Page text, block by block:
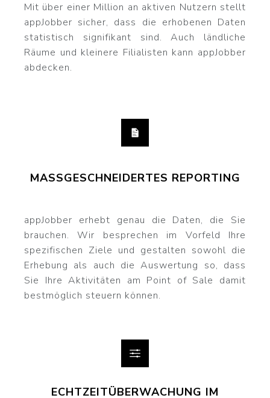
Mit über einer Million an aktiven Nutzern stellt
appJobber sicher, dass die erhobenen Daten
statistisch signifikant sind. Auch ländliche
Räume und kleinere Filialisten kann appJobber
abdecken.
MASSGESCHNEIDERTES REPORTING
appJobber erhebt genau die Daten, die Sie
brauchen. Wir besprechen im Vorfeld Ihre
spezifischen Ziele und gestalten sowohl die
Erhebung als auch die Auswertung so, dass
Sie Ihre Aktivitäten am Point of Sale damit
bestmöglich steuern können.
ECHTZEITÜBERWACHUNG IM